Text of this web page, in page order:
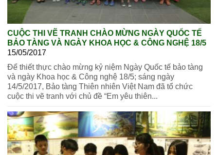
CUỘC THI VẼ TRANH CHÀO MỪNG NGÀY QUỐC TẾ
BẢO TÀNG VÀ NGÀY KHOA HỌC & CÔNG NGHỆ 18/5
15/05/2017
Để thiết thực chào mừng kỷ niệm Ngày Quốc tế bảo tàng
và ngày Khoa học & Công nghệ 18/5; sáng ngày
14/5/2017, Bảo tàng Thiên nhiên Việt Nam đã tổ chức
cuộc thi vẽ tranh với chủ đề “Em yêu thiên...